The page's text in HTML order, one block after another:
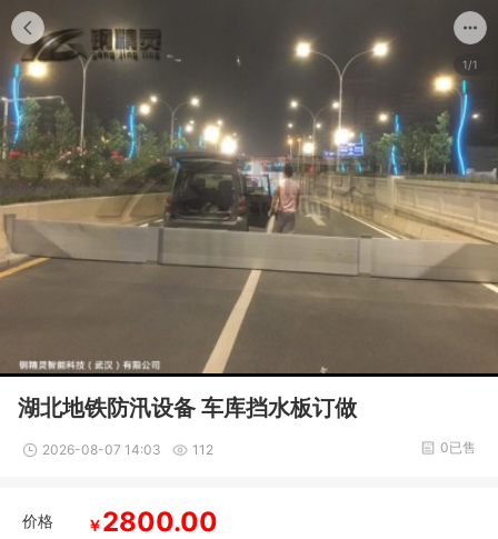
1/1
湖北地铁防汛设备 车库挡水板订做
2026-08-07 14:03 112 0已售
价格 ￥2800.00